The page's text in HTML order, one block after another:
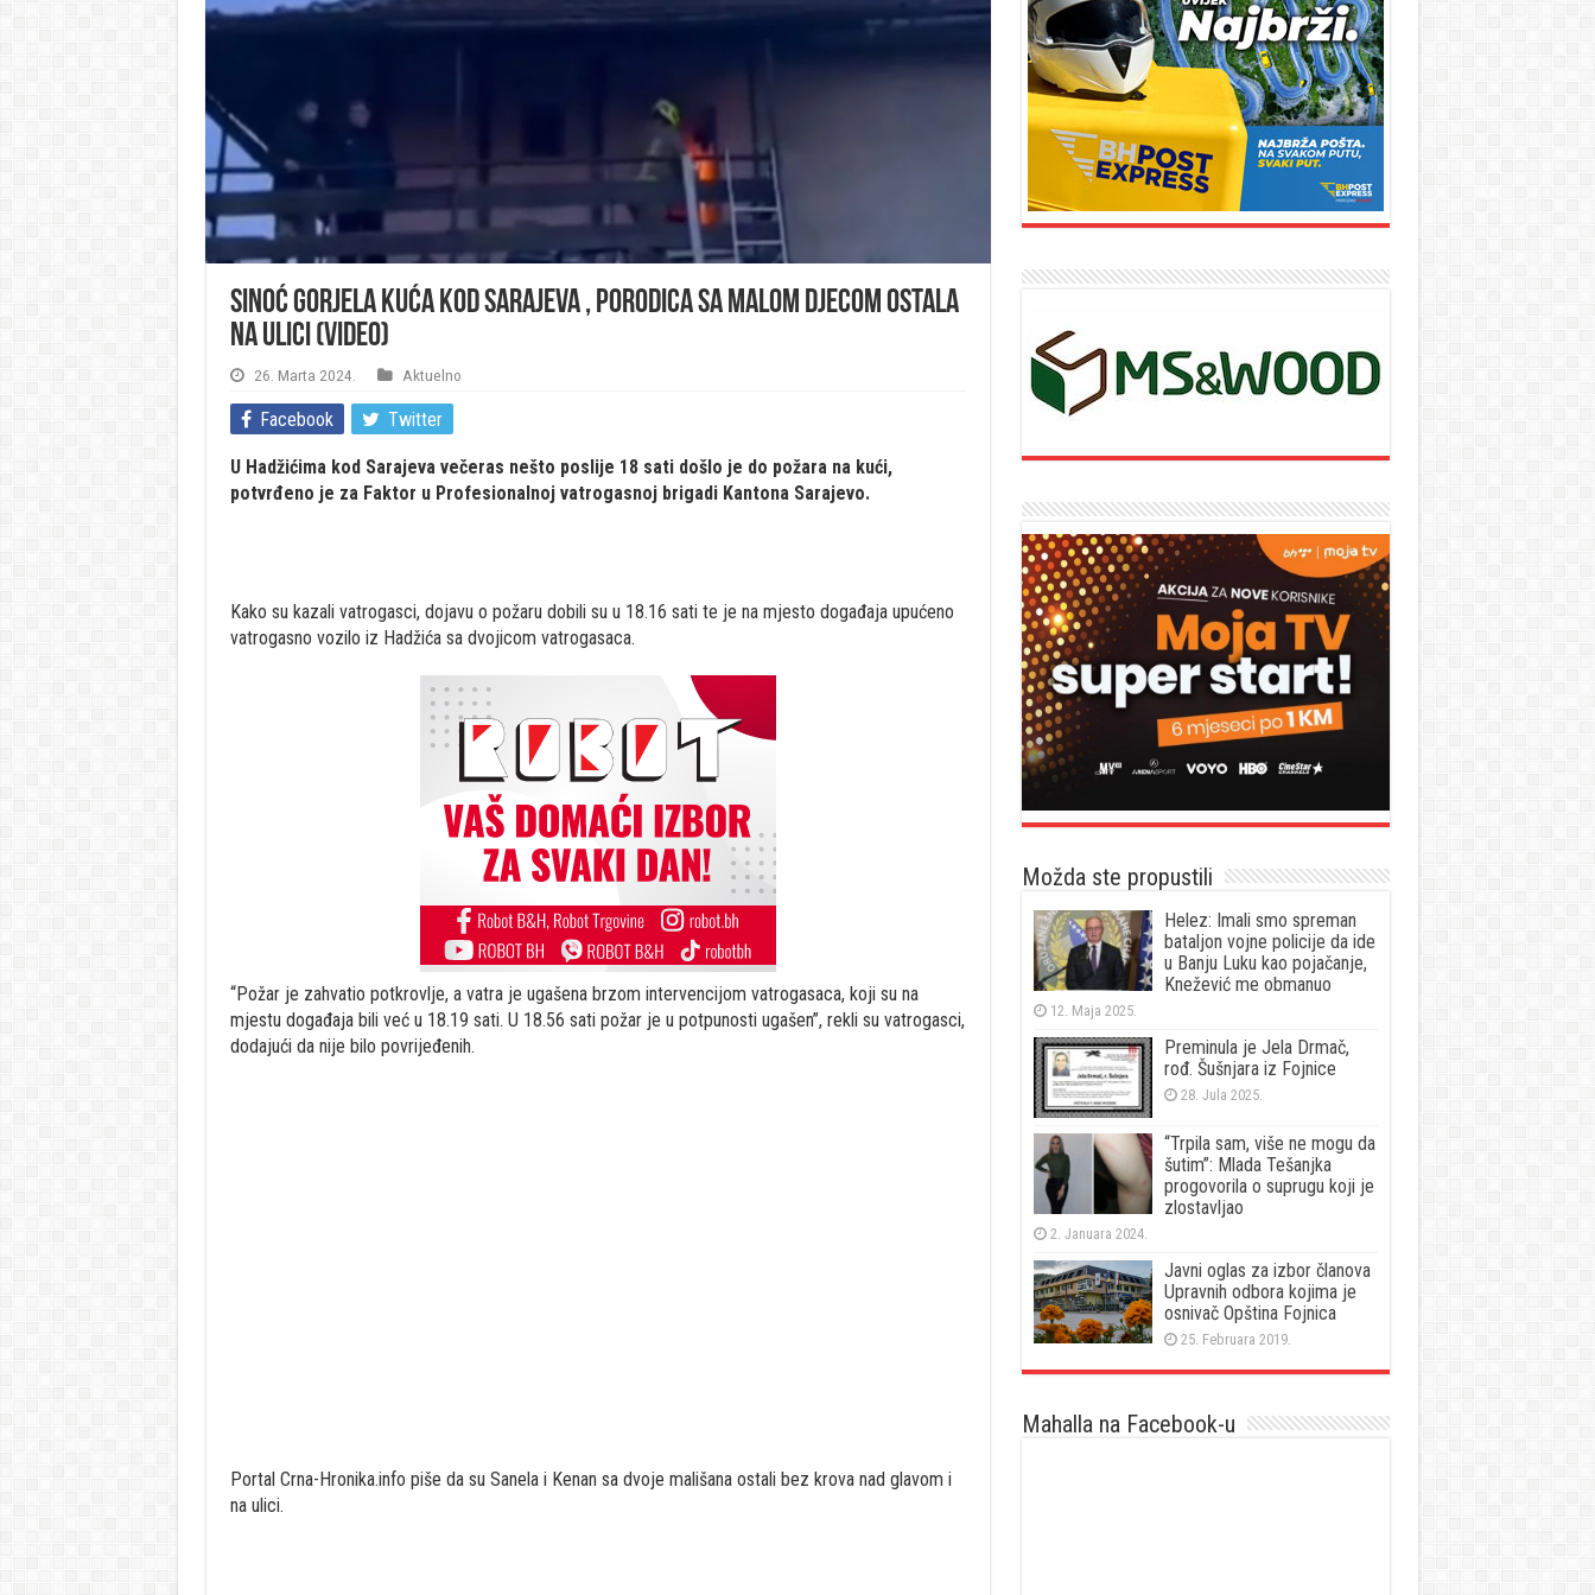
Sinoć gorjela kuća kod Sarajeva , porodica sa malom djecom ostala
na ulici (VIDEO)
26. Marta 2024. Aktuelno
Facebook Twitter
U Hadžićima kod Sarajeva večeras nešto poslije 18 sati došlo je do požara na kući,
potvrđeno je za Faktor u Profesionalnoj vatrogasnoj brigadi Kantona Sarajevo.
Kako su kazali vatrogasci, dojavu o požaru dobili su u 18.16 sati te je na mjesto događaja upućeno
vatrogasno vozilo iz Hadžića sa dvojicom vatrogasaca.
“Požar je zahvatio potkrovlje, a vatra je ugašena brzom intervencijom vatrogasaca, koji su na
mjestu događaja bili već u 18.19 sati. U 18.56 sati požar je u potpunosti ugašen”, rekli su vatrogasci,
dodajući da nije bilo povrijeđenih.
Portal Crna-Hronika.info piše da su Sanela i Kenan sa dvoje mališana ostali bez krova nad glavom i
na ulici.
Možda ste propustili
Helez: Imali smo spreman
bataljon vojne policije da ide
u Banju Luku kao pojačanje,
Knežević me obmanuo
12. Maja 2025.
Preminula je Jela Drmač,
rođ. Šušnjara iz Fojnice
28. Jula 2025.
“Trpila sam, više ne mogu da
šutim”: Mlada Tešanjka
progovorila o suprugu koji je
zlostavljao
2. Januara 2024.
Javni oglas za izbor članova
Upravnih odbora kojima je
osnivač Opština Fojnica
25. Februara 2019.
Mahalla na Facebook-u